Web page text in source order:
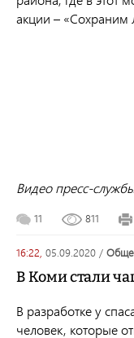
акции – «Сохраним
Видео пресс-
11 811
16:22, 05.09.2020 /
В Коми стали
В разработке у
человек, которые